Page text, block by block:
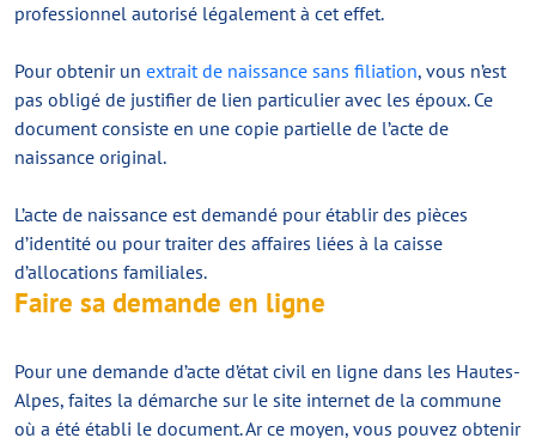
professionnel autorisé légalement à cet effet.
Pour obtenir un extrait de naissance sans filiation, vous n’est
pas obligé de justifier de lien particulier avec les époux. Ce
document consiste en une copie partielle de l’acte de
naissance original.
L’acte de naissance est demandé pour établir des pièces
d’identité ou pour traiter des affaires liées à la caisse
d’allocations familiales.
Faire sa demande en ligne
Pour une demande d’acte d’état civil en ligne dans les Hautes-
Alpes, faites la démarche sur le site internet de la commune
où a été établi le document. Ar ce moyen, vous pouvez obtenir